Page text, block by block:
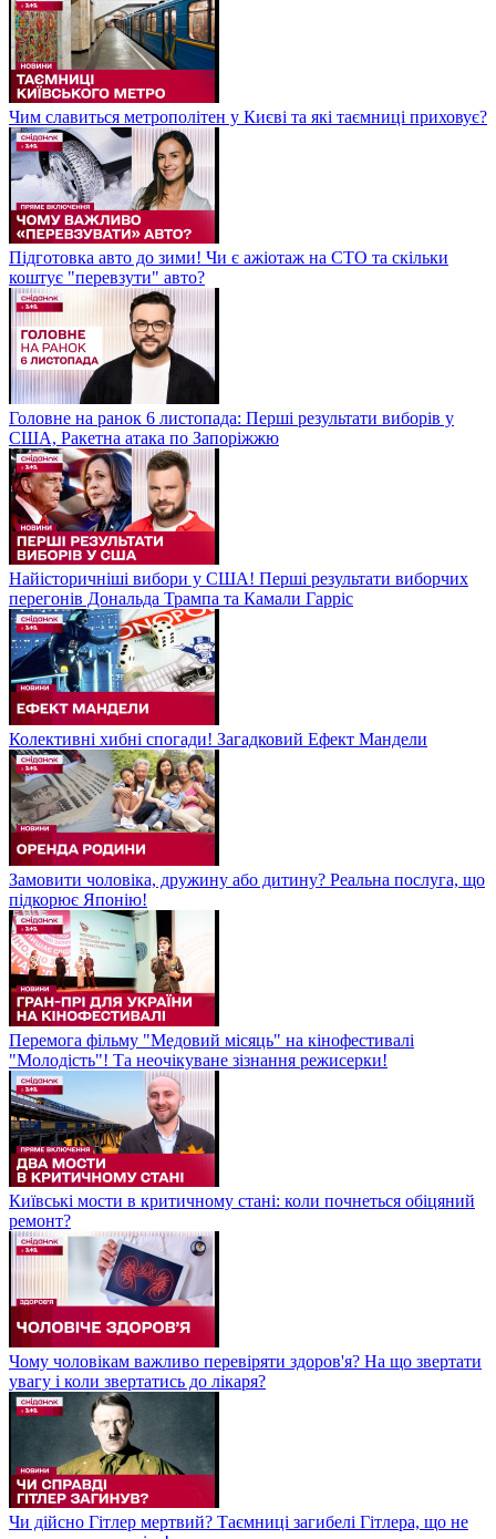
Чим славиться метрополітен у Києві та які таємниці приховує?
Підготовка авто до зими! Чи є ажіотаж на СТО та скільки
коштує "перевзути" авто?
Головне на ранок 6 листопада: Перші результати виборів у
США, Ракетна атака по Запоріжжю
Найісторичніші вибори у США! Перші результати виборчих
перегонів Дональда Трампа та Камали Гарріс
Колективні хибні спогади! Загадковий Ефект Мандели
Замовити чоловіка, дружину або дитину? Реальна послуга, що
підкорює Японію!
Перемога фільму "Медовий місяць" на кінофестивалі
"Молодість"! Та неочікуване зізнання режисерки!
Київські мости в критичному стані: коли почнеться обіцяний
ремонт?
Чому чоловікам важливо перевіряти здоров'я? На що звертати
увагу і коли звертатись до лікаря?
Чи дійсно Гітлер мертвий? Таємниці загибелі Гітлера, що не